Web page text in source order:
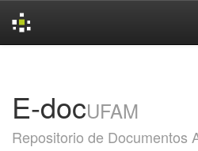
E-docUFAM
Repositorio de Documentos